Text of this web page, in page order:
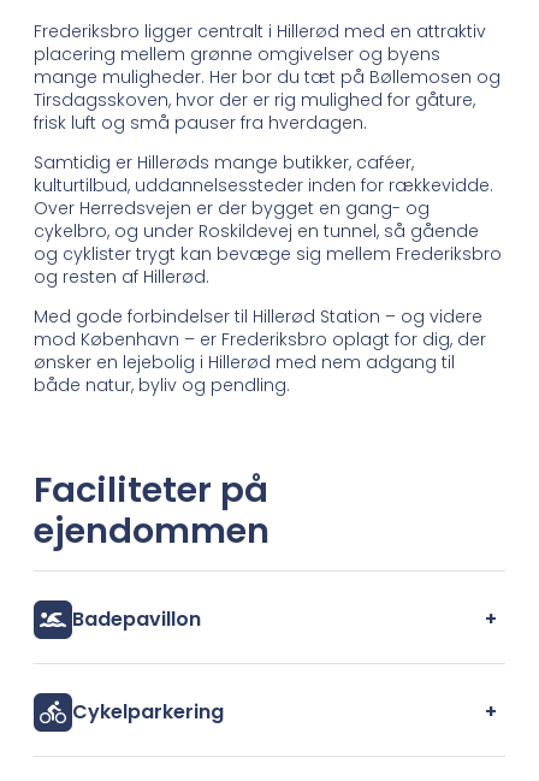
Frederiksbro ligger centralt i Hillerød med en attraktiv
placering mellem grønne omgivelser og byens
mange muligheder. Her bor du tæt på Bøllemosen og
Tirsdagsskoven, hvor der er rig mulighed for gåture,
frisk luft og små pauser fra hverdagen.
Samtidig er Hillerøds mange butikker, caféer,
kulturtilbud, uddannelsessteder inden for rækkevidde.
Over Herredsvejen er der bygget en gang- og
cykelbro, og under Roskildevej en tunnel, så gående
og cyklister trygt kan bevæge sig mellem Frederiksbro
og resten af Hillerød.
Med gode forbindelser til Hillerød Station – og videre
mod København – er Frederiksbro oplagt for dig, der
ønsker en lejebolig i Hillerød med nem adgang til
både natur, byliv og pendling.
Faciliteter på
ejendommen
Badepavillon +
Cykelparkering +